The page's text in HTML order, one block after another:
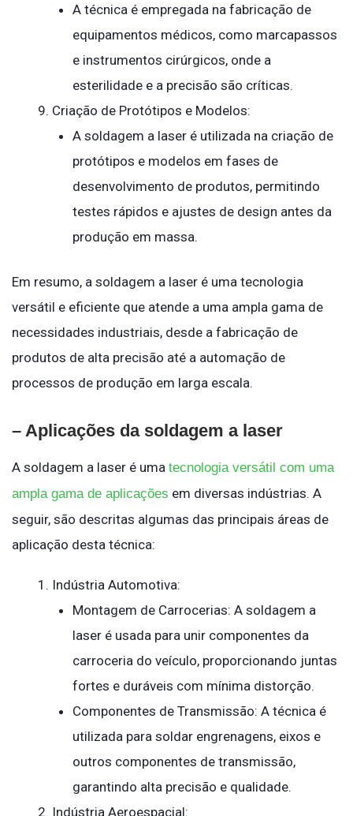
A técnica é empregada na fabricação de
equipamentos médicos, como marcapassos
e instrumentos cirúrgicos, onde a
esterilidade e a precisão são críticas.
Criação de Protótipos e Modelos:
A soldagem a laser é utilizada na criação de
protótipos e modelos em fases de
desenvolvimento de produtos, permitindo
testes rápidos e ajustes de design antes da
produção em massa.
Em resumo, a soldagem a laser é uma tecnologia
versátil e eficiente que atende a uma ampla gama de
necessidades industriais, desde a fabricação de
produtos de alta precisão até a automação de
processos de produção em larga escala.
– Aplicações da soldagem a laser
A soldagem a laser é uma tecnologia versátil com uma
ampla gama de aplicações em diversas indústrias. A
seguir, são descritas algumas das principais áreas de
aplicação desta técnica:
Indústria Automotiva:
Montagem de Carrocerias: A soldagem a
laser é usada para unir componentes da
carroceria do veículo, proporcionando juntas
fortes e duráveis com mínima distorção.
Componentes de Transmissão: A técnica é
utilizada para soldar engrenagens, eixos e
outros componentes de transmissão,
garantindo alta precisão e qualidade.
Indústria Aeroespacial: